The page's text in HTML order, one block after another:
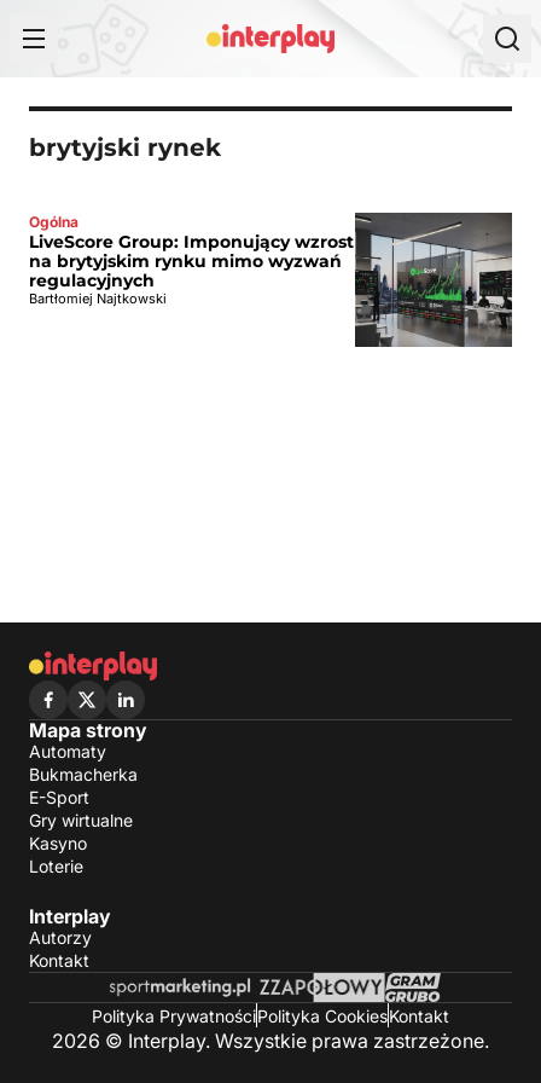
brytyjski rynek
Ogólna
LiveScore Group: Imponujący wzrost
na brytyjskim rynku mimo wyzwań
regulacyjnych
Bartłomiej Najtkowski
Mapa strony
Automaty
Bukmacherka
E-Sport
Gry wirtualne
Kasyno
Loterie
Interplay
Autorzy
Kontakt
Polityka PrywatnościPolityka CookiesKontakt
2026 © Interplay. Wszystkie prawa zastrzeżone.